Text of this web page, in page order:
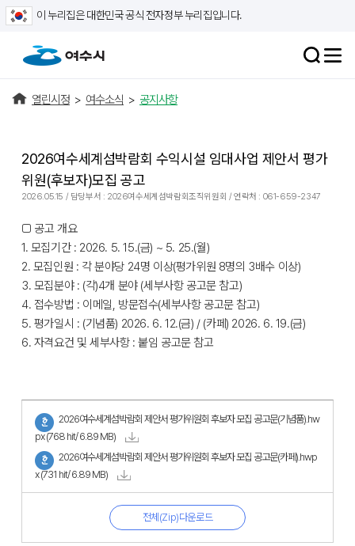
이 누리집은 대한민국 공식 전자정부 누리집입니다.
열린시정 > 여수소식 > 공지사항
2026여수세계섬박람회 수익시설 임대사업 제안서 평가
위원(후보자)모집 공고
2026.05.15 / 담당부서 : 2026여수세계섬박람회조직위원회 / 연락처 : 061-659-2347
□ 공고 개요
1. 모집기간 : 2026. 5. 15.(금) ~ 5. 25.(월)
2. 모집인원 : 각 분야당 24명 이상(평가위원 8명의 3배수 이상)
3. 모집분야 : (각)4개 분야 (세부사항 공고문 참고)
4. 접수방법 : 이메일, 방문접수(세부사항 공고문 참고)
5. 평가일시 : (기념품) 2026. 6. 12.(금) / (카페) 2026. 6. 19.(금)
6. 자격요건 및 세부사항 : 붙임 공고문 참고
2026여수세계섬박람회 제안서 평가위원회 후보자 모집 공고문(기념품).hw
px (768 hit/ 6.89 MB)
2026여수세계섬박람회 제안서 평가위원회 후보자 모집 공고문(카페).hwp
x (731 hit/ 6.89 MB)
전체(Zip)다운로드